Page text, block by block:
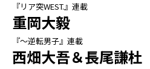
『リア突WEST.』連載
重岡大毅
『～逆転男子』連載
西畑大吾＆長尾謙杜